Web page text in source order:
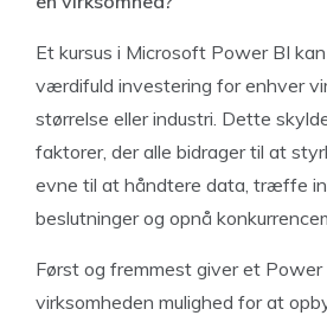
Et kursus i Microsoft Power BI
værdifuld investering for enhver
størrelse eller industri. Dette
faktorer, der alle bidrager til at
evne til at håndtere data, træffe
beslutninger og opnå
Først og fremmest giver et Power
virksomheden mulighed for at